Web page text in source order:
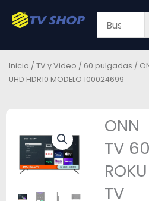
Inicio / TV y Video / 60 pulgadas /
UHD HDR10 MODELO 100024699
ONN
TV
ROKU
TV